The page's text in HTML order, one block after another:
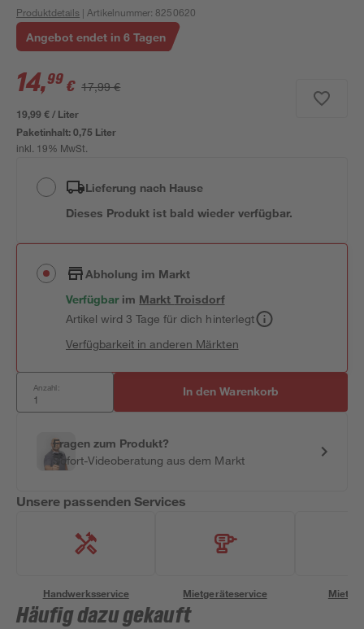
Produktdetails | Artikelnummer: 8250620
Angebot endet in 6 Tagen
14,99 € 17,99 €
19,99 € / Liter
Paketinhalt:0,75 Liter
inkl. 19% MwSt.
Lieferung nach Hause
Dieses Produkt ist bald wieder verfügbar.
Abholung im Markt
Verfügbar im MarktTroisdorf
Artikel wird 3 Tage für dich hinterlegt
Verfügbarkeit in anderen Märkten
Anzahl: In den Warenkorb
Fragen zum Produkt?
Sofort-Videoberatung aus dem Markt
Unsere passenden Services
Handwerksservice Mietgeräteservice
Häufig dazu gekauft